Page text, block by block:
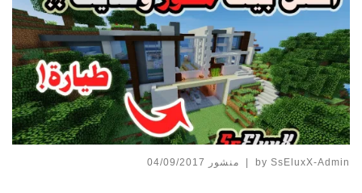
by SsEluxX-Admin
| منشور 04/09/2017